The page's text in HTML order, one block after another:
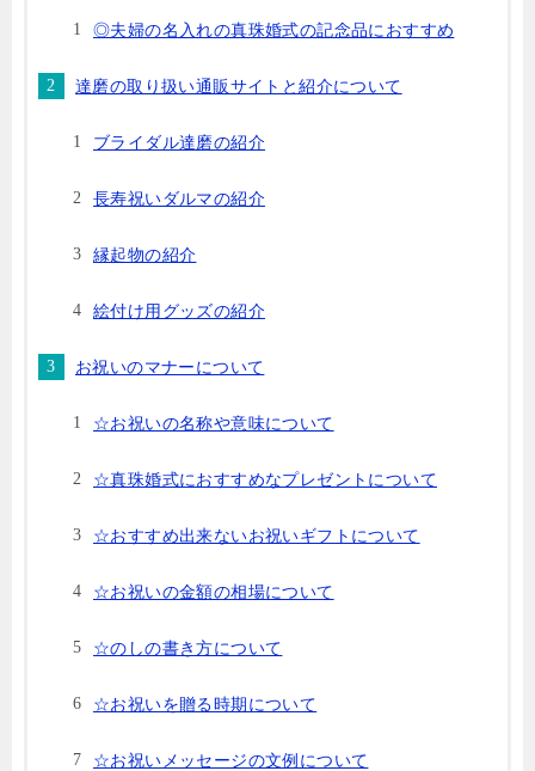
◎夫婦の名入れの真珠婚式の記念品におすすめ
達磨の取り扱い通販サイトと紹介について
ブライダル達磨の紹介
長寿祝いダルマの紹介
縁起物の紹介
絵付け用グッズの紹介
お祝いのマナーについて
☆お祝いの名称や意味について
☆真珠婚式におすすめなプレゼントについて
☆おすすめ出来ないお祝いギフトについて
☆お祝いの金額の相場について
☆のしの書き方について
☆お祝いを贈る時期について
☆お祝いメッセージの文例について